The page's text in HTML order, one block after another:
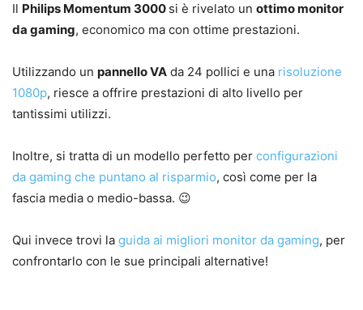
Il Philips Momentum 3000 si è rivelato un ottimo monitor
da gaming, economico ma con ottime prestazioni.
Utilizzando un pannello VA da 24 pollici e una risoluzione
1080p, riesce a offrire prestazioni di alto livello per
tantissimi utilizzi.
Inoltre, si tratta di un modello perfetto per configurazioni
da gaming che puntano al risparmio, così come per la
fascia media o medio-bassa. 😉
Qui invece trovi la guida ai migliori monitor da gaming, per
confrontarlo con le sue principali alternative!